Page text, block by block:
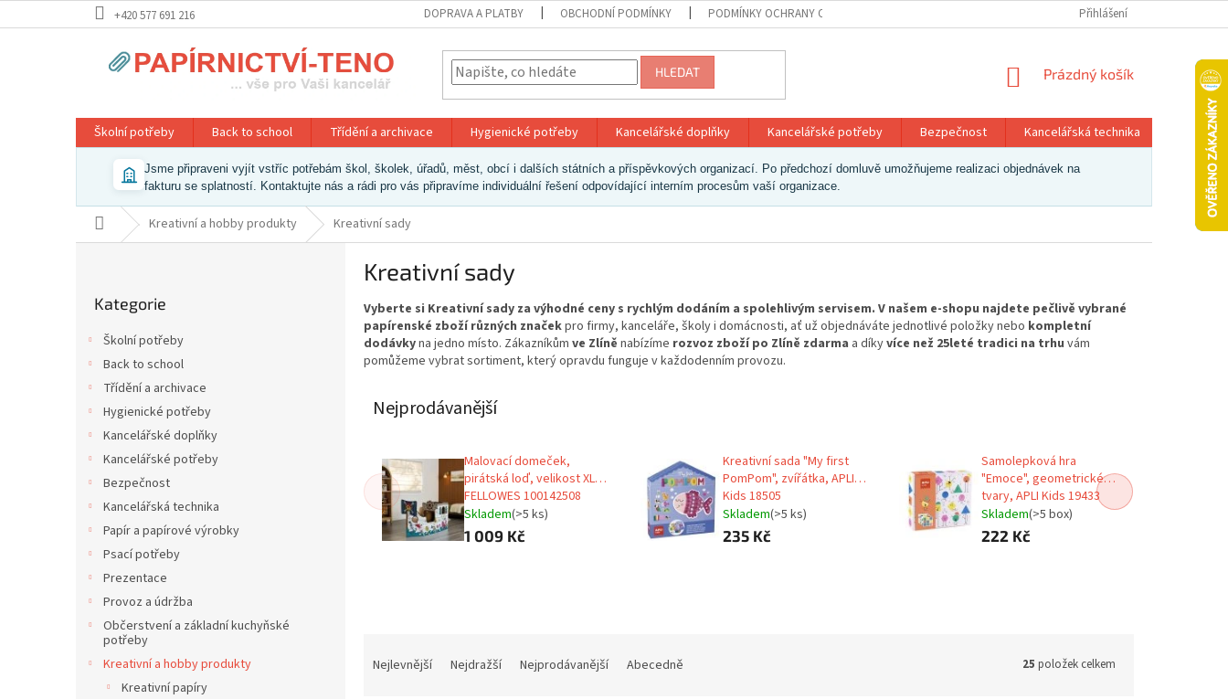
na
+420 577 691 216 DOPRAVA A PLATBY OBCHODNÍ PODMÍNKY PODMÍNKY OCHRANY OSOBNÍCH ÚDAJŮ Přihlášení
HLEDAT
NÁKUPNÍ
Prázdný košík
Školní potřeby Back to school Třídění a archivace Hygienické potřeby Kancelářské doplňky Kancelářské potřeby Bezpečnost Kancelářská technika Papír a
Jsme připraveni vyjít vstříc potřebám škol, školek, úřadů, měst, obcí i dalších státních a příspěvkových organizací. Po předchozí domluvě umožňujeme realizaci objednávek na
fakturu se splatností. Kontaktujte nás a rádi pro vás připravíme individuální řešení odpovídající interním procesům vaší organizace.
Domů Kreativní a hobby produkty Kreativní sady
kategorie
Kategorie
Školní potřeby
Back to school
Třídění a archivace
Hygienické potřeby
Kancelářské doplňky
Kancelářské potřeby
Bezpečnost
Kancelářská technika
Papír a papírové výrobky
Psací potřeby
Prezentace
Provoz a údržba
Občerstvení a základní kuchyňské
potřeby
Kreativní a hobby produkty
Kreativní papíry
Kreativní sady
Vyberte si Kreativní sady za výhodné ceny s rychlým dodáním a spolehlivým servisem. V našem e-shopu najdete pečlivě vybrané
papírenské zboží různých značekpro firmy, kanceláře, školy i domácnosti, ať už objednáváte jednotlivé položky nebo kompletní
dodávkyna jedno místo. Zákazníkům ve Zlíně nabízíme rozvoz zboží po Zlíně zdarma a díkyvíce než 25leté tradici na trhu vám
pomůžeme vybrat sortiment, který opravdu funguje v každodenním provozu.
Nejprodávanější
Malovací domeček,
pirátská loď, velikost XL,
FELLOWES 100142508
Skladem(>5 ks)
1 009 Kč
Kreativní sada "My first
PomPom", zvířátka, APLI
Kids 18505
Skladem(>5 ks)
235 Kč
Samolepková hra
"Emoce", geometrické
tvary, APLI Kids 19433
Skladem(>5 box)
222 Kč
Nejlevnější Nejdražší Nejprodávanější Abecedně 25 položek celkem